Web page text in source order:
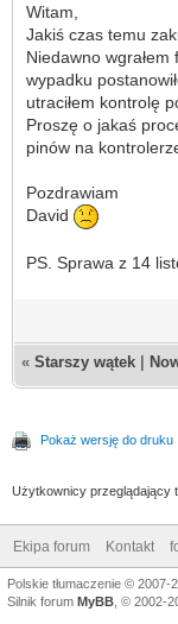
Witam,
Jakiś czas temu
Niedawno
wypadku
utraciłem kontrolę
Proszę o jakaś
pinów na
Pozdrawiam
David
PS. Sprawa z 14
« Starszy wątek
Pokaż wersję do druku
Użytkownicy przeglądający
Ekipa forum Kontakt
Polskie tłumaczenie © 2007-
Silnik forum MyBB , © 2002-